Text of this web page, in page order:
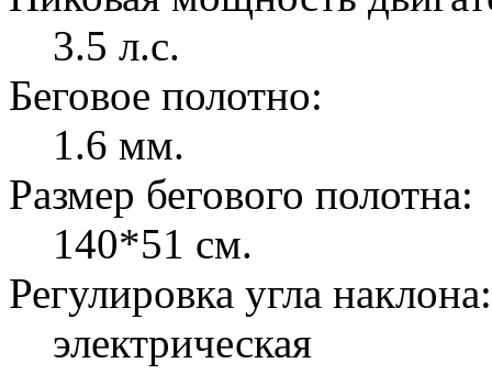
3.5 л.с.
Беговое полотно:
1.6 мм.
Размер бегового полотна:
140*51 см.
Регулировка угла наклона:
электрическая